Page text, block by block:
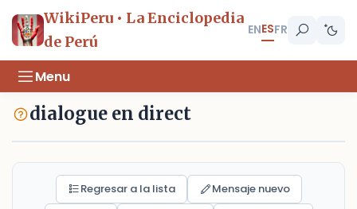
WikiPeru • La Enciclopedia
de Perú
ENESFR
Menu
dialogue en direct
Regresar a la lista
Mensaje nuevo